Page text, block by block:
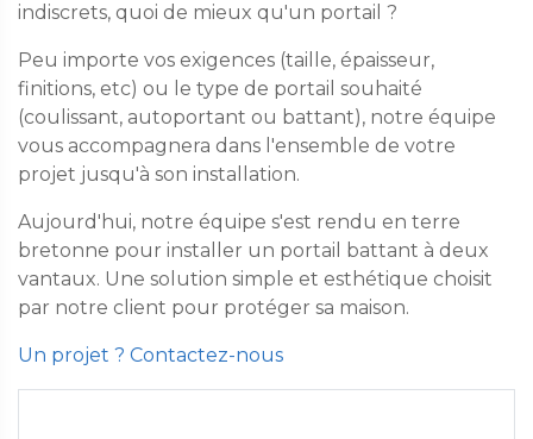
indiscrets, quoi de mieux qu'un portail ?
Peu importe vos exigences (taille, épaisseur,
finitions, etc) ou le type de portail souhaité
(coulissant, autoportant ou battant), notre équipe
vous accompagnera dans l'ensemble de votre
projet jusqu'à son installation.
Aujourd'hui, notre équipe s'est rendu en terre
bretonne pour installer un portail battant à deux
vantaux. Une solution simple et esthétique choisit
par notre client pour protéger sa maison.
Un projet ? Contactez-nous